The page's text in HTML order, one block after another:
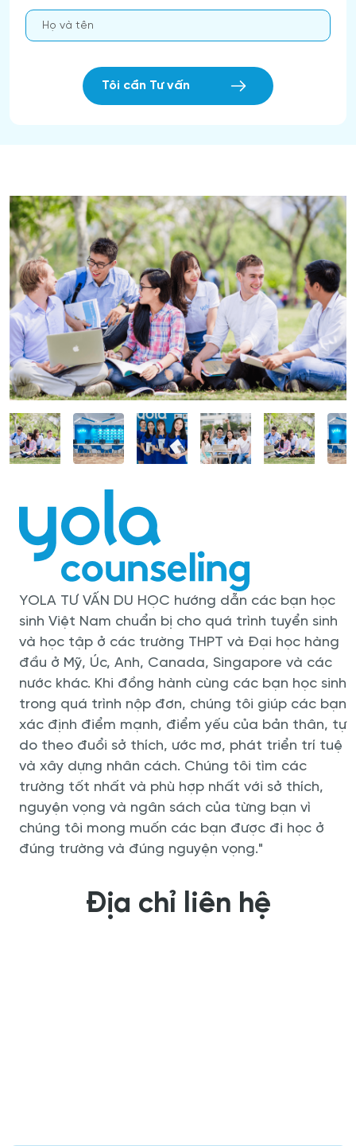
YOLA TƯ VẤN DU HỌC hướng dẫn các bạn học
sinh Việt Nam chuẩn bị cho quá trình tuyển sinh
và học tập ở các trường THPT và Đại học hàng
đầu ở Mỹ, Úc, Anh, Canada, Singapore và các
nước khác. Khi đồng hành cùng các bạn học sinh
trong quá trình nộp đơn, chúng tôi giúp các bạn
xác định điểm mạnh, điểm yếu của bản thân, tự
do theo đuổi sở thích, ước mơ, phát triển trí tuệ
và xây dựng nhân cách. Chúng tôi tìm các
trường tốt nhất và phù hợp nhất với sở thích,
nguyện vọng và ngân sách của từng bạn vì
chúng tôi mong muốn các bạn được đi học ở
đúng trường và đúng nguyện vọng."
Địa chỉ liên hệ